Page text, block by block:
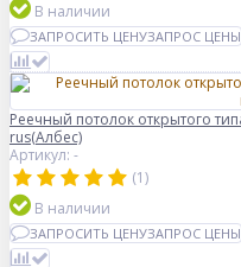
В наличии
ЗАПРОСИТЬ ЦЕНУЗАПРОС ЦЕНЫ
Реечный потолок открытого
rus(Албес)
Артикул: -
(1)
В наличии
ЗАПРОСИТЬ ЦЕНУЗАПРОС ЦЕНЫ